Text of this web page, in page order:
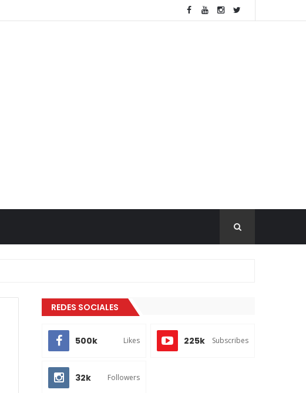
REDES SOCIALES
500k Likes 225k Subscribes
32k Followers